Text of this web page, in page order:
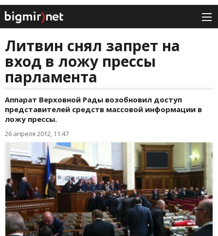
Литвин снял запрет на
вход в ложу прессы
парламента
Аппарат Верховной Рады возобновил доступ
представителей средств массовой информации в
ложу прессы.
26 апреля 2012, 11:47